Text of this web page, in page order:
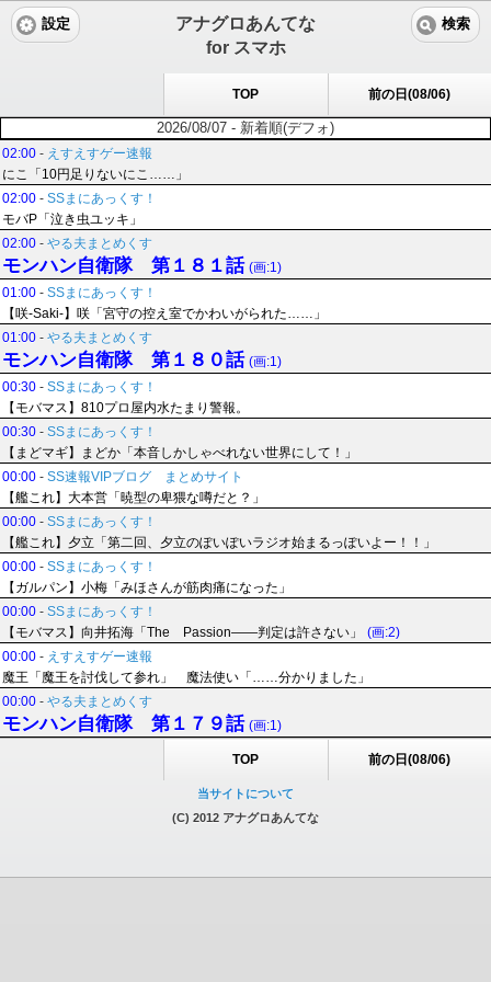
アナグロあんてな
for スマホ
設定 検索
TOP 前の日(08/06)
2026/08/07 - 新着順(デフォ)
02:00 - えすえすゲー速報
にこ「10円足りないにこ……」
02:00 - SSまにあっくす！
モバP「泣き虫ユッキ」
02:00 - やる夫まとめくす
モンハン自衛隊 第１８１話 (画:1)
01:00 - SSまにあっくす！
【咲-Saki-】咲「宮守の控え室でかわいがられた……」
01:00 - やる夫まとめくす
モンハン自衛隊 第１８０話 (画:1)
00:30 - SSまにあっくす！
【モバマス】810プロ屋内水たまり警報。
00:30 - SSまにあっくす！
【まどマギ】まどか「本音しかしゃべれない世界にして！」
00:00 - SS速報VIPブログ まとめサイト
【艦これ】大本営「暁型の卑猥な噂だと？」
00:00 - SSまにあっくす！
【艦これ】夕立「第二回、夕立のぽいぽいラジオ始まるっぽいよー！！」
00:00 - SSまにあっくす！
【ガルパン】小梅「みほさんが筋肉痛になった」
00:00 - SSまにあっくす！
【モバマス】向井拓海「The Passion――判定は許さない」
(画:2)
00:00 - えすえすゲー速報
魔王「魔王を討伐して参れ」 魔法使い「……分かりました」
00:00 - やる夫まとめくす
モンハン自衛隊 第１７９話 (画:1)
TOP 前の日(08/06)
当サイトについて
(C) 2012 アナグロあんてな